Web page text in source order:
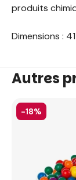
produits
Dimensions :
Autres
-18%